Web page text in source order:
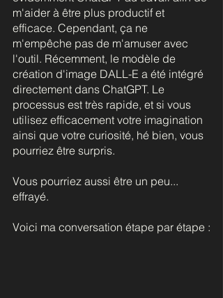
m'aider à être plus productif et
efficace. Cependant, ça ne
m'empêche pas de m'amuser avec
l'outil. Récemment, le modèle de
création d'image DALL-E a été intégré
directement dans ChatGPT. Le
processus est très rapide, et si vous
utilisez efficacement votre imagination
ainsi que votre curiosité, hé bien, vous
pourriez être surpris.
Vous pourriez aussi être un peu...
effrayé.
Voici ma conversation étape par étape :